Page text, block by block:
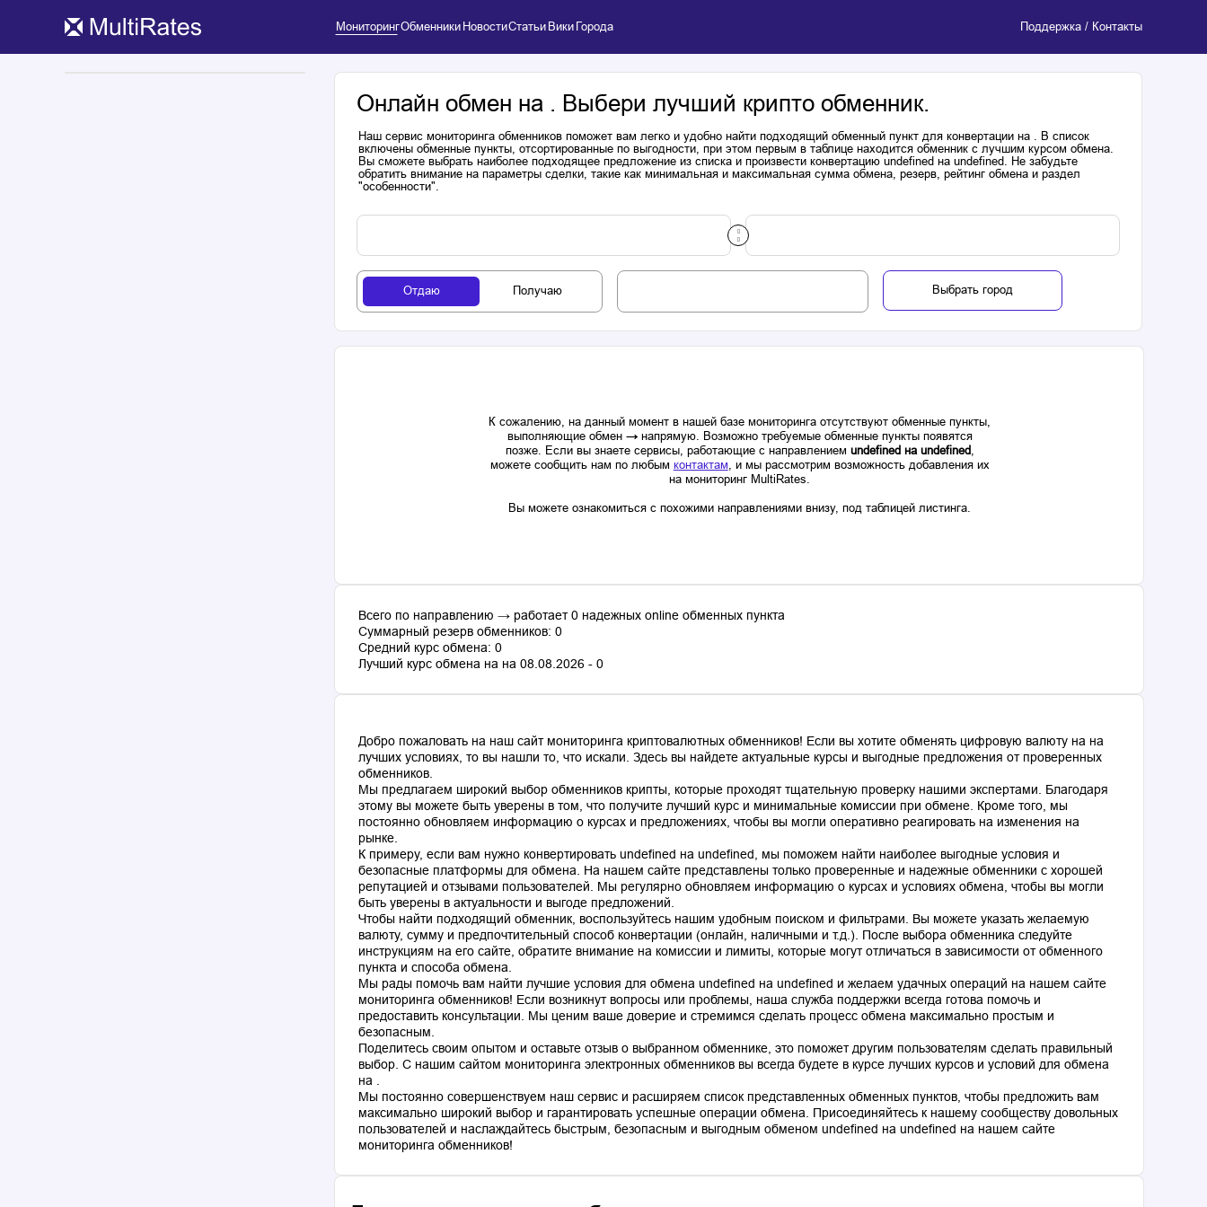
МониторингОбменники НовостиСтатьи Вики Города Поддержка / Контакты
Онлайн обмен на . Выбери лучший крипто обменник.
Наш сервис мониторинга обменников поможет вам легко и удобно найти подходящий обменный пункт для конвертации на . В список
включены обменные пункты, отсортированные по выгодности, при этом первым в таблице находится обменник с лучшим курсом обмена.
Вы сможете выбрать наиболее подходящее предложение из списка и произвести конвертацию undefined на undefined. Не забудьте
обратить внимание на параметры сделки, такие как минимальная и максимальная сумма обмена, резерв, рейтинг обмена и раздел
"особенности".
Отдаю Получаю Выбрать город
К сожалению, на данный момент в нашей базе мониторинга отсутствуют обменные пункты,
выполняющие обмен → напрямую. Возможно требуемые обменные пункты появятся
позже. Если вы знаете сервисы, работающие с направлением undefined на undefined,
можете сообщить нам по любым контактам, и мы рассмотрим возможность добавления их
на мониторинг MultiRates.
Вы можете ознакомиться с похожими направлениями внизу, под таблицей листинга.
Всего по направлению → работает 0 надежных online обменных пункта
Суммарный резерв обменников: 0
Средний курс обмена: 0
Лучший курс обмена на на 08.08.2026 - 0
Добро пожаловать на наш сайт мониторинга криптовалютных обменников! Если вы хотите обменять цифровую валюту на на
лучших условиях, то вы нашли то, что искали. Здесь вы найдете актуальные курсы и выгодные предложения от проверенных
обменников.
Мы предлагаем широкий выбор обменников крипты, которые проходят тщательную проверку нашими экспертами. Благодаря
этому вы можете быть уверены в том, что получите лучший курс и минимальные комиссии при обмене. Кроме того, мы
постоянно обновляем информацию о курсах и предложениях, чтобы вы могли оперативно реагировать на изменения на
рынке.
К примеру, если вам нужно конвертировать undefined на undefined, мы поможем найти наиболее выгодные условия и
безопасные платформы для обмена. На нашем сайте представлены только проверенные и надежные обменники с хорошей
репутацией и отзывами пользователей. Мы регулярно обновляем информацию о курсах и условиях обмена, чтобы вы могли
быть уверены в актуальности и выгоде предложений.
Чтобы найти подходящий обменник, воспользуйтесь нашим удобным поиском и фильтрами. Вы можете указать желаемую
валюту, сумму и предпочтительный способ конвертации (онлайн, наличными и т.д.). После выбора обменника следуйте
инструкциям на его сайте, обратите внимание на комиссии и лимиты, которые могут отличаться в зависимости от обменного
пункта и способа обмена.
Мы рады помочь вам найти лучшие условия для обмена undefined на undefined и желаем удачных операций на нашем сайте
мониторинга обменников! Если возникнут вопросы или проблемы, наша служба поддержки всегда готова помочь и
предоставить консультации. Мы ценим ваше доверие и стремимся сделать процесс обмена максимально простым и
безопасным.
Поделитесь своим опытом и оставьте отзыв о выбранном обменнике, это поможет другим пользователям сделать правильный
выбор. С нашим сайтом мониторинга электронных обменников вы всегда будете в курсе лучших курсов и условий для обмена
на .
Мы постоянно совершенствуем наш сервис и расширяем список представленных обменных пунктов, чтобы предложить вам
максимально широкий выбор и гарантировать успешные операции обмена. Присоединяйтесь к нашему сообществу довольных
пользователей и наслаждайтесь быстрым, безопасным и выгодным обменом undefined на undefined на нашем сайте